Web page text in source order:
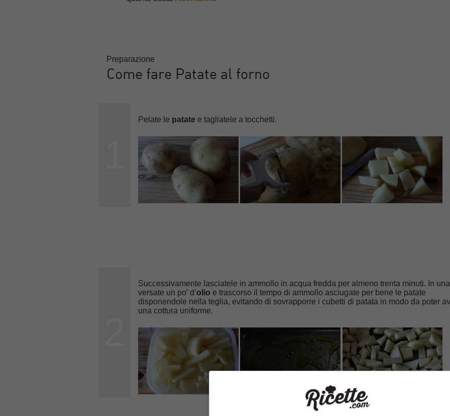
Preparazione
Come fare Patate al forno
Pelate le patate e tagliatele a tocchetti.
Successivamente lasciatele in ammollo in acqua fredda per almeno trenta minuti. In
versate un po’ d’olio e trascorso il tempo di ammollo asciugate per bene le patate
disponendole nella teglia, evitando di sovrapporre i cubetti di patata in modo da poter
una cottura uniforme.